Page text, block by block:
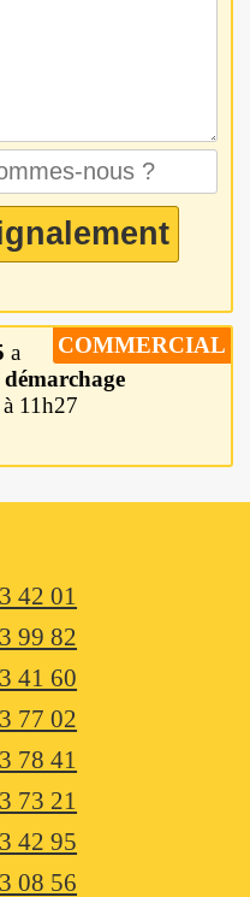
COMMERCIAL
a
11h27
42 01
99 82
41 60
77 02
78 41
73 21
42 95
08 56